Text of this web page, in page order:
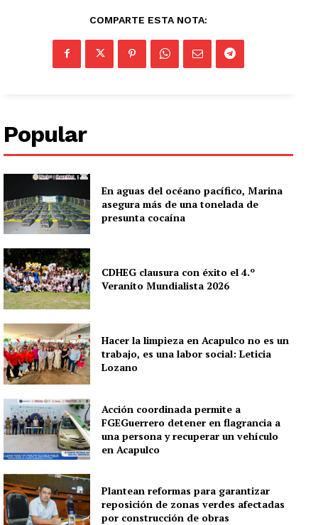
COMPARTE ESTA NOTA:
Popular
En aguas del océano pacífico, Marina
asegura más de una tonelada de
presunta cocaína
CDHEG clausura con éxito el 4.º
Veranito Mundialista 2026
Hacer la limpieza en Acapulco no es un
trabajo, es una labor social: Leticia
Lozano
Acción coordinada permite a
FGEGuerrero detener en flagrancia a
una persona y recuperar un vehículo
en Acapulco
Plantean reformas para garantizar
reposición de zonas verdes afectadas
por construcción de obras